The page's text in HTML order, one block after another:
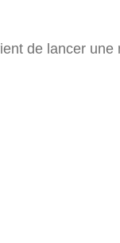
de lancer